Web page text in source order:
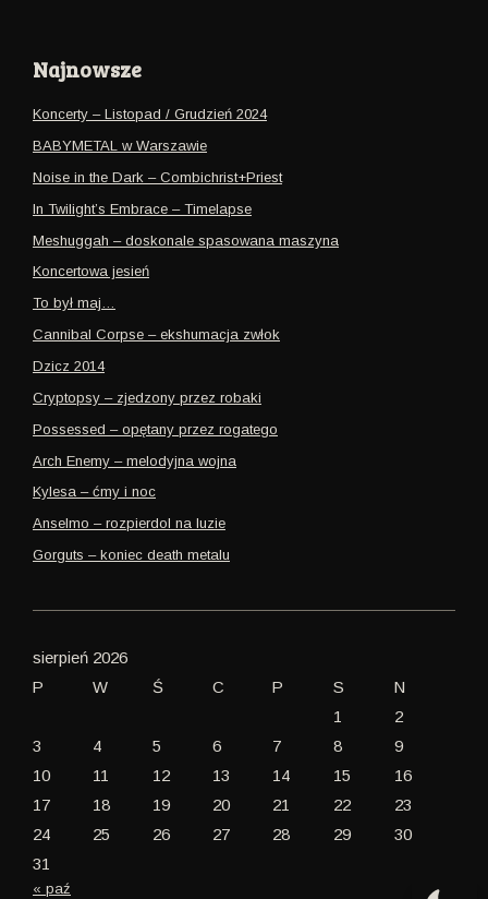
Najnowsze
Koncerty – Listopad / Grudzień 2024
BABYMETAL w Warszawie
Noise in the Dark – Combichrist+Priest
In Twilight’s Embrace – Timelapse
Meshuggah – doskonale spasowana maszyna
Koncertowa jesień
To był maj…
Cannibal Corpse – ekshumacja zwłok
Dzicz 2014
Cryptopsy – zjedzony przez robaki
Possessed – opętany przez rogatego
Arch Enemy – melodyjna wojna
Kylesa – ćmy i noc
Anselmo – rozpierdol na luzie
Gorguts – koniec death metalu
sierpień 2026
P
W Ś C P S
N
1
2
3
4 5 6 7 8
9
10
11 12 13 14 15
16
17
18 19 20 21 22
23
24
25 26 27 28 29
30
31
« paź